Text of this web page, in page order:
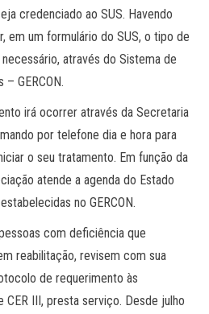
credenciado ao SUS. Havendo
em um formulário do SUS, o tipo de
através do Sistema de
GERCON.
irá ocorrer através da Secretaria
por telefone dia e hora para
o seu tratamento. Em função da
atende a agenda do Estado
no GERCON.
com deficiência que
reabilitação, revisem com sua
de requerimento às
CER III, presta serviço. Desde julho